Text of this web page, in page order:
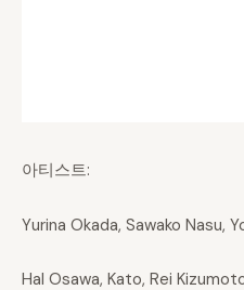
아티스트:
Yurina Okada, Sawako Nasu,
Hal Osawa, Kato, Rei